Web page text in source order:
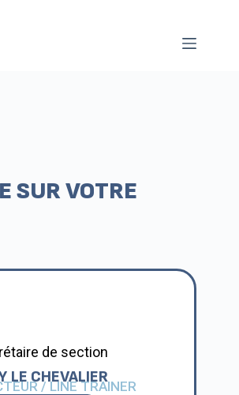
SUR VOTRE
de section
LE CHEVALIER
/ LINE TRAINER